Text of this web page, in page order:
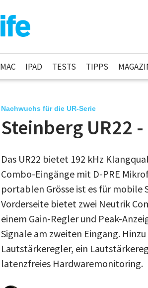
MAC IPAD TESTS TIPPS
Nachwuchs für die UR-Serie
Steinberg UR22
Das UR22 bietet 192 kHz
Combo-Eingänge mit D-PRE
portablen Grösse ist es für mobile
Vorderseite bietet zwei Neutrik
einem Gain-Regler und Peak-
Signale am zweiten Eingang.
Lautstärkeregler, ein
latenzfreies Hardwaremonitoring.